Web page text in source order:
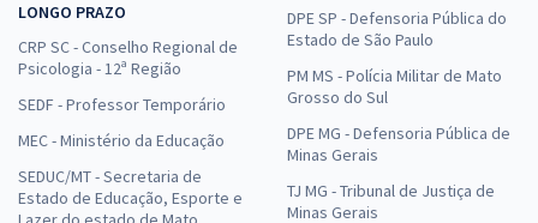
LONGO PRAZO
CRP SC - Conselho Regional de
Psicologia - 12ª Região
SEDF - Professor Temporário
MEC - Ministério da Educação
SEDUC/MT - Secretaria de
Estado de Educação, Esporte e
DPE SP - Defensoria Pública do
Estado de São Paulo
PM MS - Polícia Militar de Mato
Grosso do Sul
DPE MG - Defensoria Pública de
Minas Gerais
TJ MG - Tribunal de Justiça de
Minas Gerais